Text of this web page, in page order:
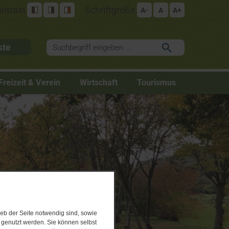
der Seite notwendig sind, sowie
werden. Sie können selbst
A- A A+
& Verein Wirtschaft Tourismus